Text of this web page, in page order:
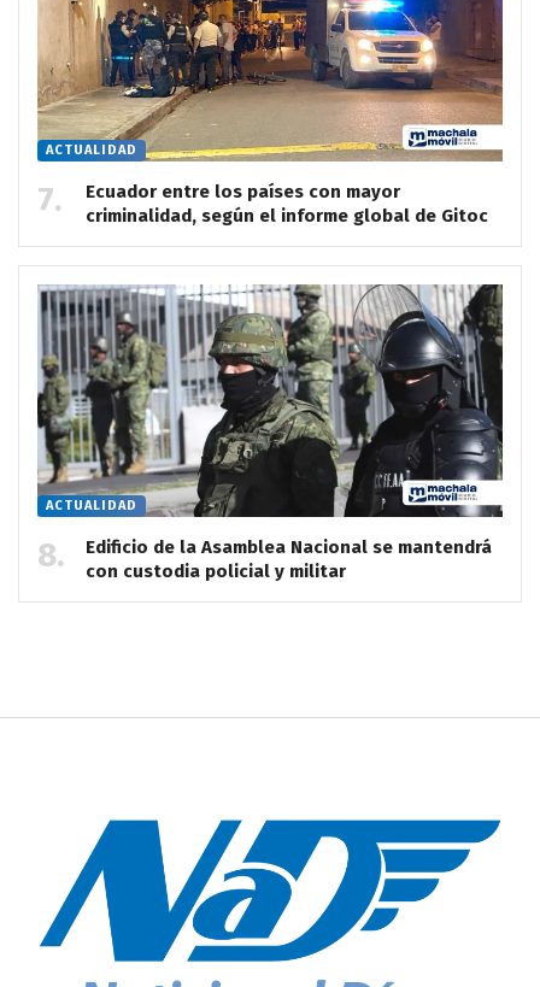
ACTUALIDAD
Ecuador entre los países con mayor
criminalidad, según el informe global de Gitoc
ACTUALIDAD
Edificio de la Asamblea Nacional se mantendrá
con custodia policial y militar